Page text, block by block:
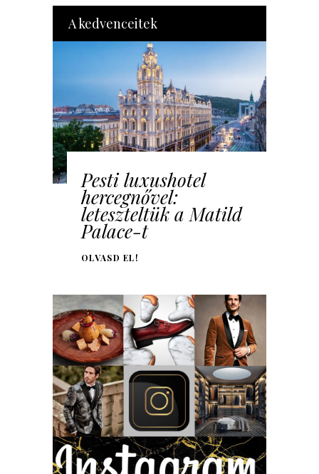
A kedvenceitek
Pesti luxushotel
hercegnővel:
leteszteltük a Matild
Palace-t
OLVASD EL!